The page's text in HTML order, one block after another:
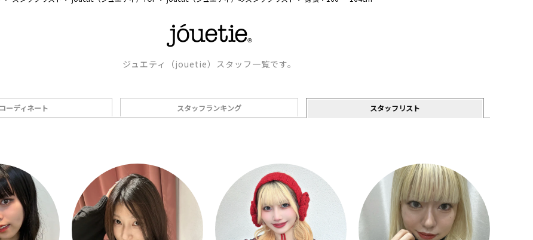
ジュエティ（jouetie）スタッフ一覧です。
コーディネート スタッフランキング スタッフリスト